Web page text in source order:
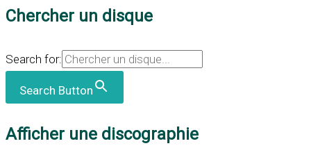
Chercher un disque
Search for:
Search Button
Afficher une discographie